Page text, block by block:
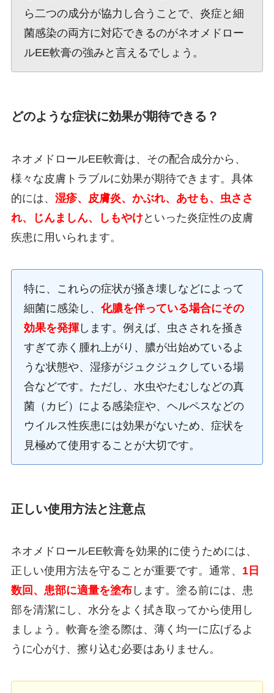
ら二つの成分が協力し合うことで、炎症と細
菌感染の両方に対応できるのがネオメドロー
ルEE軟膏の強みと言えるでしょう。
どのような症状に効果が期待できる？
ネオメドロールEE軟膏は、その配合成分から、
様々な皮膚トラブルに効果が期待できます。具体
的には、 湿疹、皮膚炎、かぶれ、あせも、虫ささ
れ、じんましん、しもやけといった炎症性の皮膚
疾患に用いられます。
特に、これらの症状が掻き壊しなどによって
細菌に感染し、 化膿を伴っている場合にその
効果を発揮します。例えば、虫さされを掻き
すぎて赤く腫れ上がり、膿が出始めているよ
うな状態や、湿疹がジュクジュクしている場
合などです。ただし、水虫やたむしなどの真
菌（カビ）による感染症や、ヘルペスなどの
ウイルス性疾患には効果がないため、症状を
見極めて使用することが大切です。
正しい使用方法と注意点
ネオメドロールEE軟膏を効果的に使うためには、
正しい使用方法を守ることが重要です。通常、 1日
数回、患部に適量を塗布します。塗る前には、患
部を清潔にし、水分をよく拭き取ってから使用し
ましょう。軟膏を塗る際は、薄く均一に広げるよ
うに心がけ、擦り込む必要はありません。